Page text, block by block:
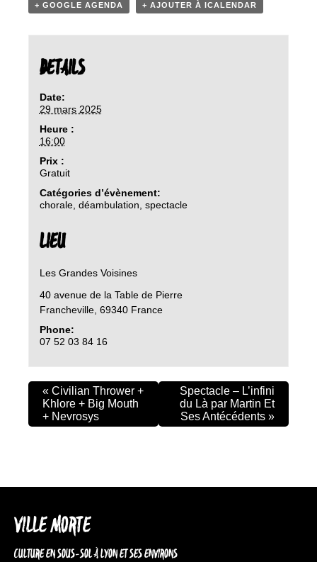
+ GOOGLE AGENDA + AJOUTER À ICALENDAR
DETAILS
Date:
29 mars 2025
Heure :
16:00
Prix :
Gratuit
Catégories d’évènement:
chorale, déambulation spectacle
LIEU
Les Grandes Voisines
40 avenue de la Table de Pierre
Francheville, 69340 France
Phone:
07 52 03 84 16
« Civilian Thrower +
Khlore + Big Mouth
+ Nevrosys
Spectacle – L’infini
du Là par Martin Et
Ses Antécédents »
VILLE MORTE
CULTURE EN SOUS-SOL À LYON ET SES ENVIRONS